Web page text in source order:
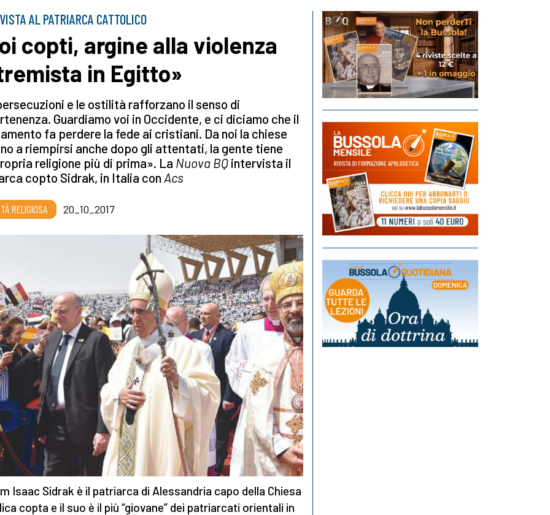
AL PATRIARCA CATTOLICO
copti, argine alla violenza
in Egitto»
e le ostilità rafforzano il senso di
Guardiamo voi in Occidente, e ci diciamo che il
fa perdere la fede ai cristiani. Da noi la chiese
a riempirsi anche dopo gli attentati, la gente tiene
religione più di prima». La Nuova BQ intervista il
copto Sidrak, in Italia con Acs
RELIGIOSA 20_10_2017
Isaac Sidrak è il patriarca di Alessandria capo della Chiesa
copta e il suo è il più “giovane” dei patriarcati orientali in